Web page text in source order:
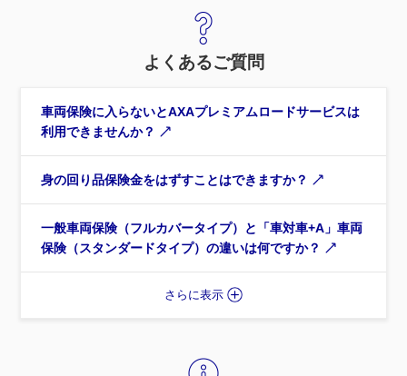
よくあるご質問
車両保険に入らないとAXAプレミアムロードサービスは
利用できませんか？
身の回り品保険金をはずすことはできますか？
一般車両保険（フルカバータイプ）と「車対車+A」車両
保険（スタンダードタイプ）の違いは何ですか？
さらに表示